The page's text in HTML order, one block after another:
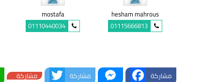
hesham mahrous
01115666813
mostafa
01110440034
مشاركة Facebook
Messenger
مشاركة Twitterمشاركة